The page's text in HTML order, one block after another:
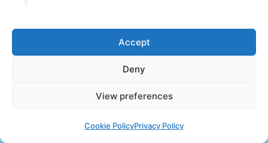
Accept
Deny
View preferences
Cookie PolicyPrivacy Policy
Los Mapas del Marco Core Strokes®
Core Strokes® integra la respiración, la
fascia, la presencia relacional, la
psicología del desarrollo y la observación
organización encarnada y psicoterapia